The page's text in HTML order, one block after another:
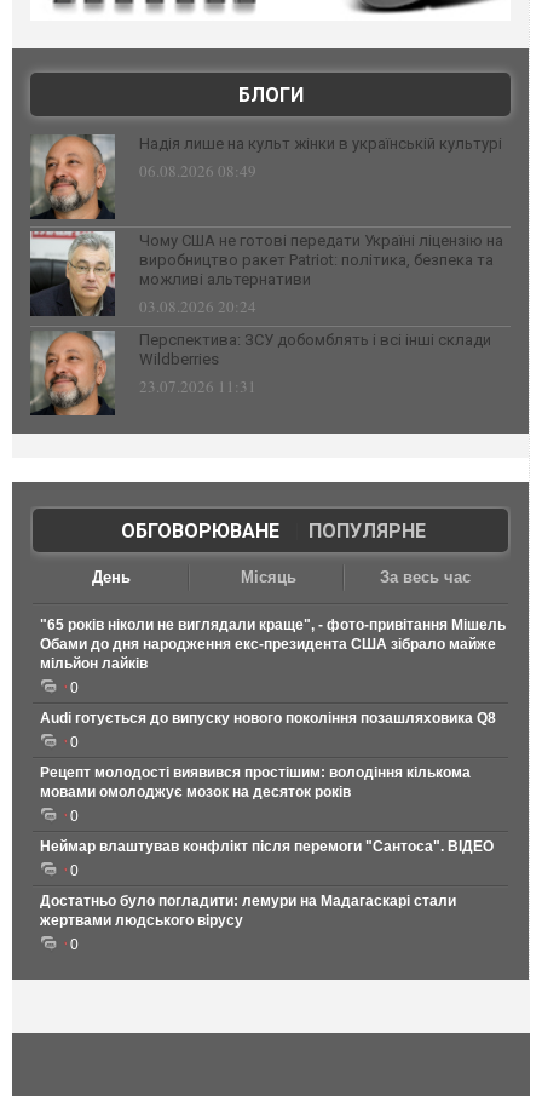
БЛОГИ
Надія лише на культ жінки в українській культурі
06.08.2026 08:49
Чому США не готові передати Україні ліцензію на
виробництво ракет Patriot: політика, безпека та
можливі альтернативи
03.08.2026 20:24
Перспектива: ЗСУ добомблять і всі інші склади
Wildberries
23.07.2026 11:31
ОБГОВОРЮВАНЕ| ПОПУЛЯРНЕ
День Місяць За весь час
"65 років ніколи не виглядали краще", - фото-привітання Мішель
Обами до дня народження екс-президента США зібрало майже
мільйон лайків
0
Audi готується до випуску нового покоління позашляховика Q8
0
Рецепт молодості виявився простішим: володіння кількома
мовами омолоджує мозок на десяток років
0
Неймар влаштував конфлікт після перемоги "Сантоса". ВІДЕО
0
Достатньо було погладити: лемури на Мадагаскарі стали
жертвами людського вірусу
0